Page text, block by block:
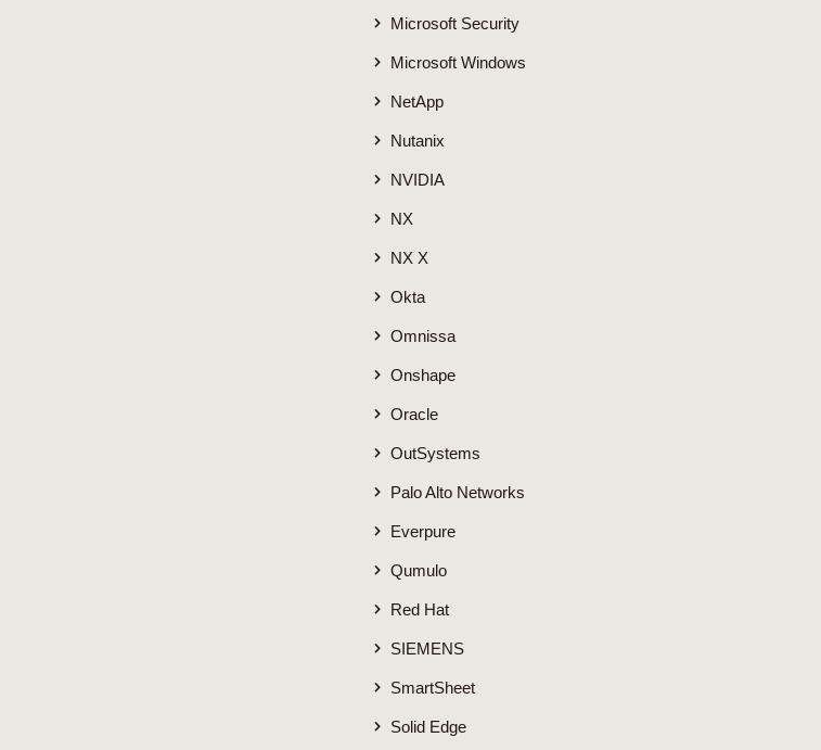
Microsoft Security
Microsoft Windows
NetApp
Nutanix
NVIDIA
NX
NX X
Okta
Omnissa
Onshape
Oracle
OutSystems
Palo Alto Networks
Everpure
Qumulo
Red Hat
SIEMENS
SmartSheet
Solid Edge